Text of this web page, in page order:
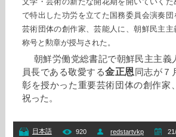
で特出した功労を立てた国務委員会演奏
芸術団体の創作家、芸能人に、朝鮮民主
称号と勲章が授与された。
朝鮮労働党総書記で朝鮮民主主義
員長である敬愛する金正恩 同志が７
彰を授かった重要芸術団体の創作家
祝った。
日本語 920 redstartvkp